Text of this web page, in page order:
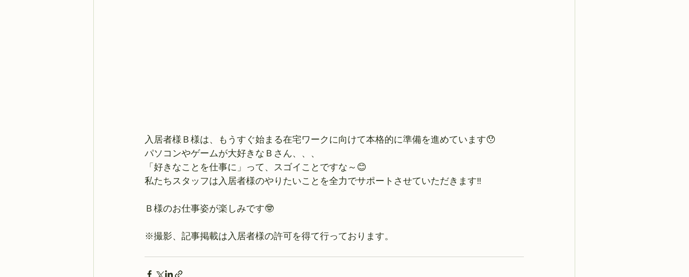
入居者様Ｂ様は、もうすぐ始まる在宅ワークに向けて本格的に準備を進めています😯
パソコンやゲームが大好きなＢさん、、、
「好きなことを仕事に」って、スゴイことですな～😊
私たちスタッフは入居者様のやりたいことを全力でサポートさせていただきます‼
Ｂ様のお仕事姿が楽しみです🤓
※撮影、記事掲載は入居者様の許可を得て行っております。